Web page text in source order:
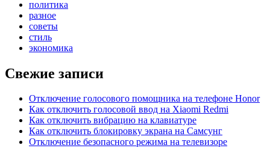
политика
разное
советы
стиль
экономика
Свежие записи
Отключение голосового помощника на телефоне Honor
Как отключить голосовой ввод на Xiaomi Redmi
Как отключить вибрацию на клавиатуре
Как отключить блокировку экрана на Самсунг
Отключение безопасного режима на телевизоре